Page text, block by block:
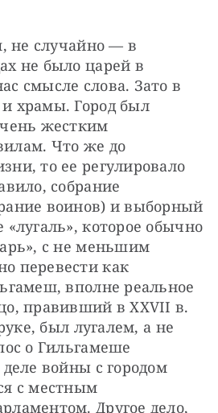
не случайно — в
не было царей в
смысле слова. Зато в
храмы. Город был
жестким
Что же до
то ее регулировало
собрание
воинов) и выборный
которое обычно
с не меньшим
перевести как
вполне реальное
правивший в ХХVII в.
был лугалем, а не
о Гильгамеше
войны с городом
с местным
Другое дело,